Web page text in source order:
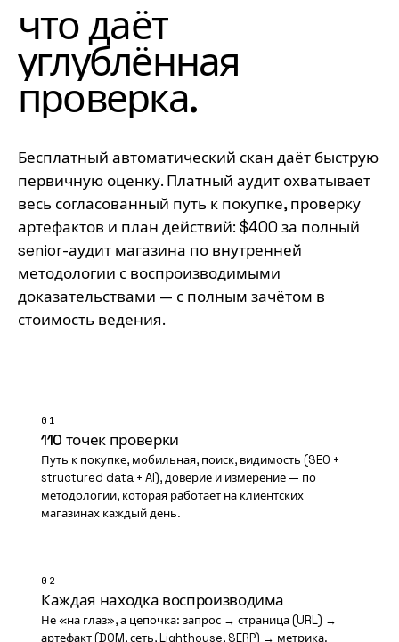
чтодаёт
углублённая
проверка.
Бесплатный автоматический скан даёт быструю
первичную оценку. Платный аудит охватывает
весь согласованный путь к покупке, проверку
артефактов и план действий: $400 за полный
senior-аудит магазина по внутренней
методологии с воспроизводимыми
доказательствами — с полным зачётом в
стоимость ведения.
01
110 точек проверки
Путь к покупке, мобильная, поиск, видимость (SEO +
structured data + AI), доверие и измерение — по
методологии, которая работает на клиентских
магазинах каждый день.
02
Каждая находка воспроизводима
Не «на глаз», а цепочка: запрос → страница (URL) →
артефакт (DOM, сеть, Lighthouse, SERP) → метрика.